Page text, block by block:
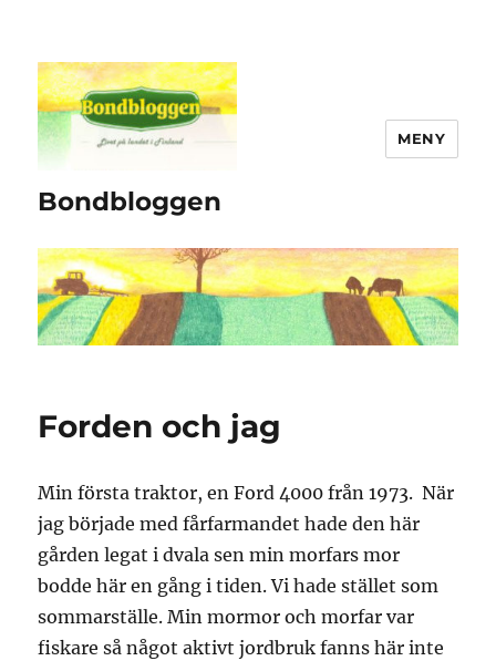
Bondbloggen
MENY
Forden och jag
Min första traktor, en Ford 4000 från 1973. När
jag började med fårfarmandet hade den här
gården legat i dvala sen min morfars mor
bodde här en gång i tiden. Vi hade stället som
sommarställe. Min mormor och morfar var
fiskare så något aktivt jordbruk fanns här inte